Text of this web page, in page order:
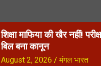
शिक्षा माफिया की खैर नहीं!
बिल बना कानून
August 2, 2026 मंगल भारत